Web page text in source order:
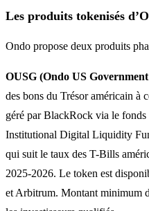
Les produits tokenisés
Ondo propose deux produits
OUSG (Ondo US
des bons du Trésor américain à
géré par BlackRock via le
Institutional Digital Liquidity
qui suit le taux des T-Bills
2025-2026. Le token est
et Arbitrum. Montant minimum